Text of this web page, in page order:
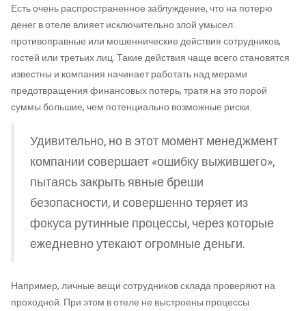
Есть очень распространенное заблуждение, что на потерю
денег в отеле влияет исключительно злой умысел:
противоправные или мошеннические действия сотрудников,
гостей или третьих лиц. Такие действия чаще всего становятся
известны и компания начинает работать над мерами
предотвращения финансовых потерь, тратя на это порой
суммы большие, чем потенциально возможные риски.
Удивительно, но в этот момент менеджмент
компании совершает «ошибку выжившего»,
пытаясь закрыть явные бреши
безопасности, и совершенно теряет из
фокуса рутинные процессы, через которые
ежедневно утекают огромные деньги.
Например, личные вещи сотрудников склада проверяют на
проходной. При этом в отеле не выстроены процессы